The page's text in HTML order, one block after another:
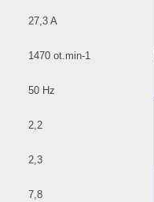
27,3 A
1470 ot.min-1
50 Hz
2,2
2,3
7,8